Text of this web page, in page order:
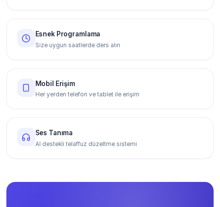
Esnek Programlama
Size uygun saatlerde ders alın
Mobil Erişim
Her yerden telefon ve tablet ile erişim
Ses Tanıma
AI destekli telaffuz düzeltme sistemi